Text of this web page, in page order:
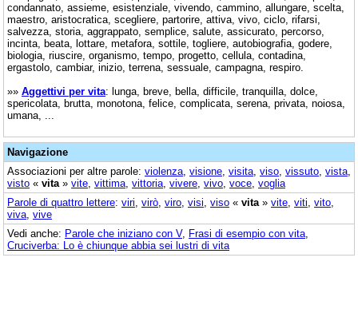
condannato, assieme, esistenziale, vivendo, cammino, allungare, scelta,
maestro, aristocratica, scegliere, partorire, attiva, vivo, ciclo, rifarsi,
salvezza, storia, aggrappato, semplice, salute, assicurato, percorso,
incinta, beata, lottare, metafora, sottile, togliere, autobiografia, godere,
biologia, riuscire, organismo, tempo, progetto, cellula, contadina,
ergastolo, cambiar, inizio, terrena, sessuale, campagna, respiro.
»» Aggettivi per vita: lunga, breve, bella, difficile, tranquilla, dolce,
spericolata, brutta, monotona, felice, complicata, serena, privata, noiosa,
umana, ...
Navigazione
Associazioni per altre parole: violenza visione visita viso vissuto vista
visto « vita » vite vittima vittoria vivere vivo voce voglia
Parole di quattro lettere: viri virò viro visi viso « vita » vite viti vito
viva vive
Vedi anche: Parole che iniziano con V, Frasi di esempio con vita
Cruciverba: Lo è chiunque abbia sei lustri di vita